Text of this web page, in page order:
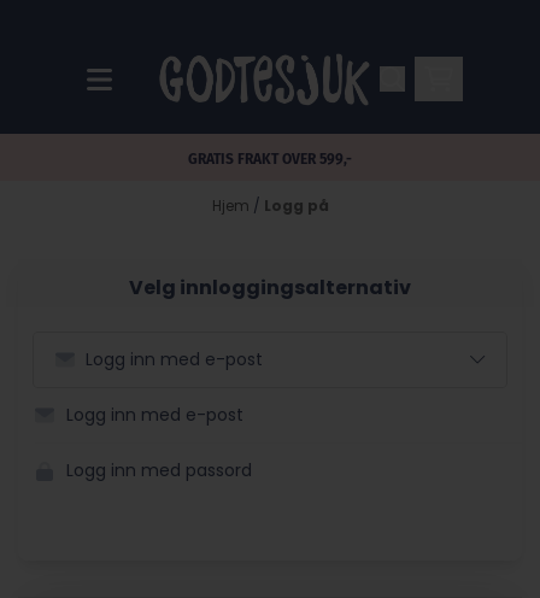
GRATIS FRAKT OVER 599,-
Hjem / Logg på
Velg innloggingsalternativ
Logg inn med e-post
Logg inn med e-post
Logg inn med passord